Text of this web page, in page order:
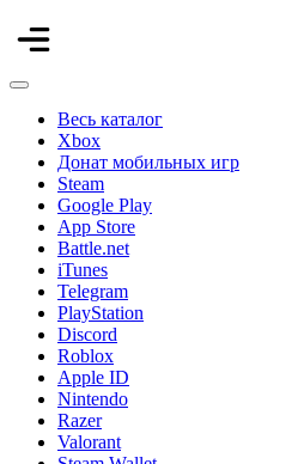
Весь каталог
Xbox
Донат мобильных игр
Steam
Google Play
App Store
Battle.net
iTunes
Telegram
PlayStation
Discord
Roblox
Apple ID
Nintendo
Razer
Valorant